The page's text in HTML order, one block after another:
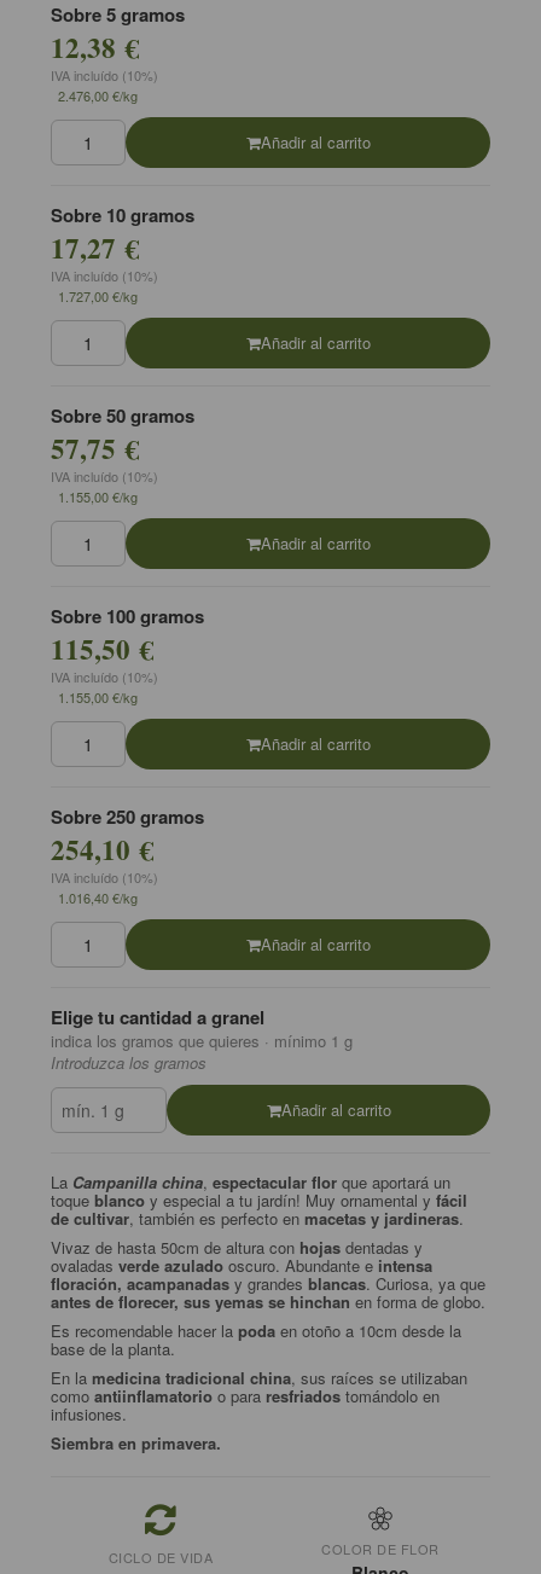
Sobre 5 gramos
12,38 €
IVA incluído (10%)
2.476,00 €/kg
Añadir al carrito
Sobre 10 gramos
17,27 €
IVA incluído (10%)
1.727,00 €/kg
Añadir al carrito
Sobre 50 gramos
57,75 €
IVA incluído (10%)
1.155,00 €/kg
Añadir al carrito
Sobre 100 gramos
115,50 €
IVA incluído (10%)
1.155,00 €/kg
Añadir al carrito
Sobre 250 gramos
254,10 €
IVA incluído (10%)
1.016,40 €/kg
Añadir al carrito
Elige tu cantidad a granel
indica los gramos que quieres · mínimo 1 g
Introduzca los gramos
Añadir al carrito
La Campanilla china,espectacular flor que aportará un
toqueblanco y especial a tu jardín! Muy ornamental yfácil
de cultivar, también es perfecto enmacetas y jardineras.
Vivaz de hasta 50cm de altura con hojas dentadas y
ovaladasverde azulado oscuro. Abundante e intensa
floración, acampanadas y grandesblancas. Curiosa, ya que
antes de florecer, sus yemas se hinchan en forma de globo.
Es recomendable hacer lapoda en otoño a 10cm desde la
base de la planta.
En lamedicina tradicional china, sus raíces se utilizaban
comoantiinflamatorio o para resfriados tomándolo en
infusiones.
Siembra en primavera.
CICLO DE VIDA COLOR DE FLOR